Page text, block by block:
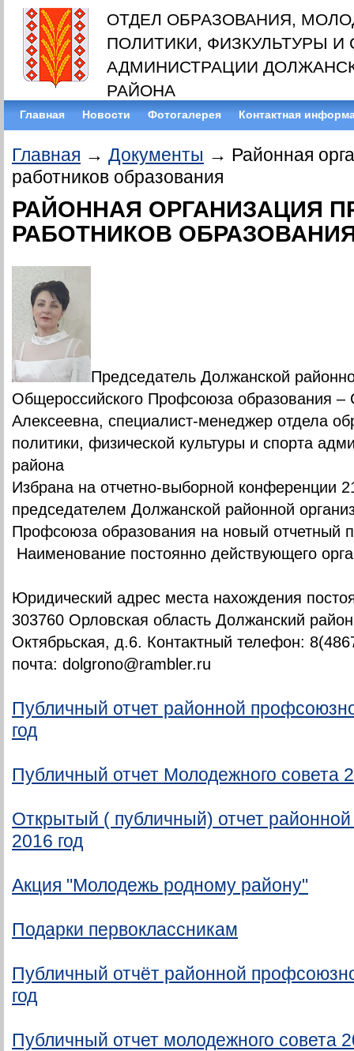
ОТДЕЛ ОБРАЗОВАНИЯ,
ПОЛИТИКИ, ФИЗКУЛЬТУРЫ И
АДМИНИСТРАЦИИ
РАЙОНА
Главная Новости Фотогалерея Контактная
Главная → Документы → Районная
работников образования
РАЙОННАЯ ОРГАНИЗАЦИЯ
РАБОТНИКОВ
Председатель Должанской
Общероссийского Профсоюза образования
Алексеевна, специалист-менеджер отдела
политики, физической культуры и спорта
района
Избрана на отчетно-выборной конференции
председателем Должанской районной
Профсоюза образования на новый отчетный
Наименование постоянно действующего
Юридический адрес места нахождения
303760 Орловская область Должанский
Октябрьская, д.6. Контактный телефон:
почта: dolgrono@rambler.ru
Публичный отчет районной
год
Публичный отчет Молодежного совета
Открытый ( публичный) отчет
2016 год
Акция "Молодежь родному району"
Подарки первоклассникам
Публичный отчёт районной
год
Публичный отчет молодежного совета